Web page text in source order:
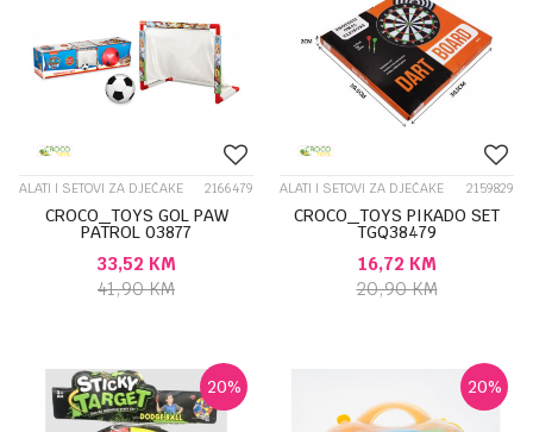
ALATI I SETOVI ZA DJEČAKE 2166479
CROCO_TOYS GOL PAW
PATROL 03877
33,52 KM
41,90KM
ALATI I SETOVI ZA DJEČAKE 2159829
CROCO_TOYS PIKADO SET
TGQ38479
16,72 KM
20,90KM
20% 20%